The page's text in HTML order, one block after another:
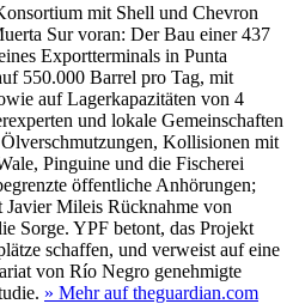
mit Shell und Chevron
Sur voran: Der Bau einer 437
Exportterminals in Punta
550.000 Barrel pro Tag, mit
auf Lagerkapazitäten von 4
und lokale Gemeinschaften
Kollisionen mit
Pinguine und die Fischerei
öffentliche Anhörungen;
Javier Mileis Rücknahme von
Sorge. YPF betont, das Projekt
schaffen, und verweist auf eine
von Río Negro genehmigte
» Mehr auf theguardian.com